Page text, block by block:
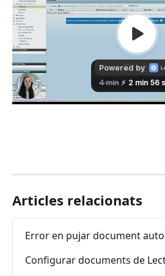
Articles relacionats
Error en pujar document
Configurar documents de